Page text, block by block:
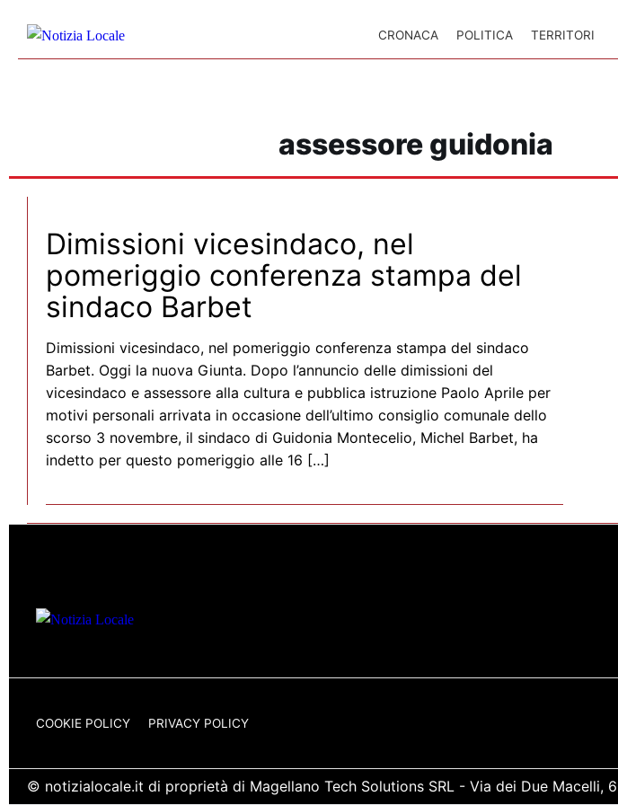
CRONACA POLITICA TERRITORI
assessore guidonia
Dimissioni vicesindaco, nel
pomeriggio conferenza stampa del
sindaco Barbet
Dimissioni vicesindaco, nel pomeriggio conferenza stampa del sindaco
Barbet. Oggi la nuova Giunta. Dopo l’annuncio delle dimissioni del
vicesindaco e assessore alla cultura e pubblica istruzione Paolo Aprile per
motivi personali arrivata in occasione dell’ultimo consiglio comunale dello
scorso 3 novembre, il sindaco di Guidonia Montecelio, Michel Barbet, ha
indetto per questo pomeriggio alle 16 […]
COOKIE POLICY PRIVACY POLICY
© notizialocale.it di proprietà di Magellano Tech Solutions SRL - Via dei Due Macelli,